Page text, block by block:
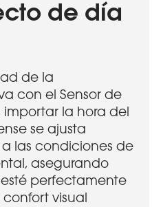
de día
de la
con el Sensor de
importar la hora del
se ajusta
las condiciones de
asegurando
perfectamente
visual